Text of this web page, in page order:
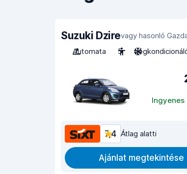
Suzuki Dzirevagy hasonló
Automata
5
Ingyenes
7,4 Átlag alatti
Ajánlat megtekintése